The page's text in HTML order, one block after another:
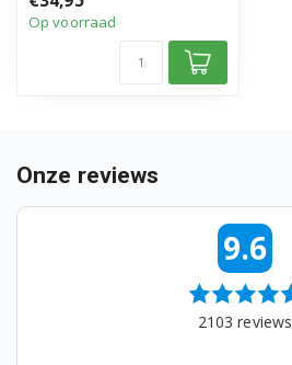
• Hoogwaardig alternatie...
Op voorraad
Onze reviews
9.6
2103 reviews